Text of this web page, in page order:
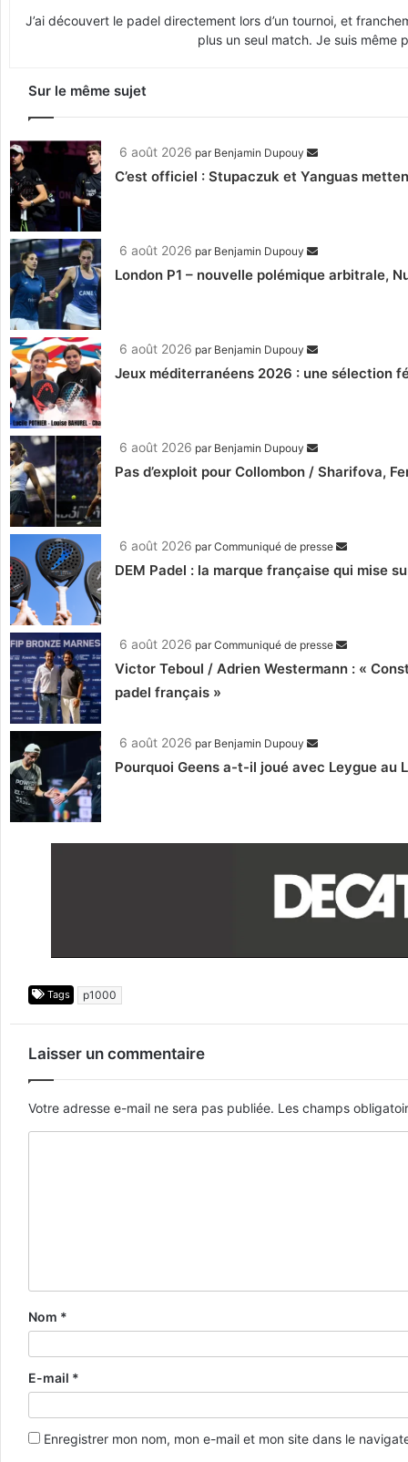
J’ai découvert le padel directement lors d’un tournoi, et
plus un seul match. Je suis même
Sur le même sujet
6 août 2026 par Benjamin Dupouy
C’est officiel : Stupaczuk et Yanguas
6 août 2026 par Benjamin Dupouy
London P1 – nouvelle polémique arbitrale,
6 août 2026 par Benjamin Dupouy
Jeux méditerranéens 2026 : une sélection
6 août 2026 par Benjamin Dupouy
Pas d’exploit pour Collombon / Sharifova,
6 août 2026 parCommuniqué de presse
DEM Padel : la marque française qui mise
6 août 2026 parCommuniqué de presse
Victor Teboul / Adrien Westermann : «
padel français »
6 août 2026 par Benjamin Dupouy
Pourquoi Geens a-t-il joué avec Leygue au
Tags p1000
Laisser un commentaire
Votre adresse e-mail ne sera pas publiée. Les champs
Nom *
E-mail *
Enregistrer mon nom, mon e-mail et mon site dans le